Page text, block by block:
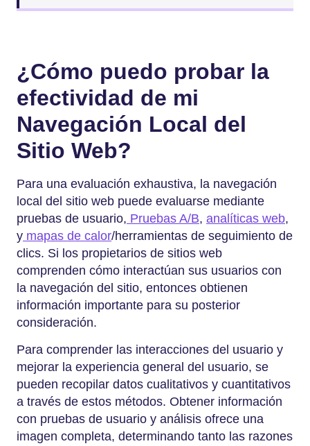
¿Cómo puedo probar la
efectividad de mi
Navegación Local del
Sitio Web?
Para una evaluación exhaustiva, la navegación
local del sitio web puede evaluarse mediante
pruebas de usuario, Pruebas A/B, analíticas web,
y mapas de calor/herramientas de seguimiento de
clics. Si los propietarios de sitios web
comprenden cómo interactúan sus usuarios con
la navegación del sitio, entonces obtienen
información importante para su posterior
consideración.
Para comprender las interacciones del usuario y
mejorar la experiencia general del usuario, se
pueden recopilar datos cualitativos y cuantitativos
a través de estos métodos. Obtener información
con pruebas de usuario y análisis ofrece una
imagen completa, determinando tanto las razones